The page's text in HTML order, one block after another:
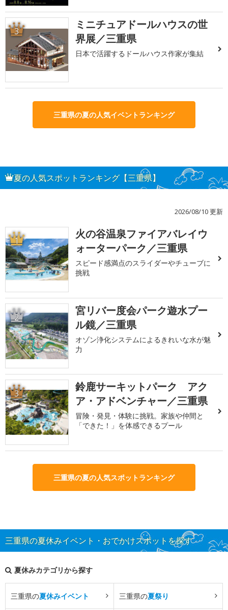
3
ミニチュアドールハウスの世
界展／三重県
日本で活躍するドールハウス作家が集結
三重県の夏の人気イベントランキング
夏の人気スポットランキング【三重県】
2026/08/10 更新
1
火の谷温泉ファイアバレイウ
ォーターパーク／三重県
スピード感満点のスライダーやチューブに
挑戦
2
宮リバー度会パーク遊水プー
ル鏡／三重県
オゾン浄化システムによるきれいな水が魅
力
3
鈴鹿サーキットパーク アク
ア・アドベンチャー／三重県
冒険・発見・体験に挑戦。家族や仲間と
「できた！」を体感できるプール
三重県の夏の人気スポットランキング
三重県の夏休みイベント・おでかけスポットを探す
夏休みカテゴリから探す
三重県の夏休みイベント 三重県の夏祭り